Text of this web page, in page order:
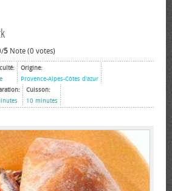
5 Note (0 votes)
Origine:
Provence-Alpes-Côtes d'azur
Cuisson:
10 minutes